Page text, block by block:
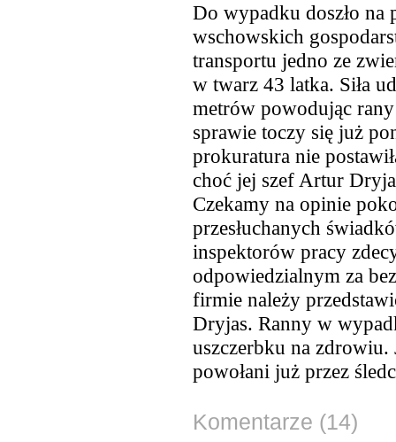
Do wypadku doszło na
wschowskich
transportu jedno ze
w twarz43 latka. Siła
metrów powodując
sprawie toczy się już
prokuratura nie
choć jej szef Artur
Czekamy na opinie
przesłuchanych
inspektorów pracy
odpowiedzialnym za
firmie należy
Dryjas. Ranny w
uszczerbku na zdrowiu.
powołani już przez
Komentarze (14)